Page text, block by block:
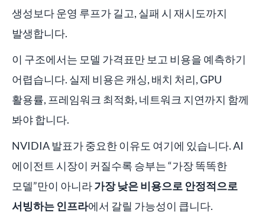
생성보다 운영 루프가 길고, 실패 시 재시도까지
발생합니다.
이 구조에서는 모델 가격표만 보고 비용을 예측하기
어렵습니다. 실제 비용은 캐싱, 배치 처리, GPU
활용률, 프레임워크 최적화, 네트워크 지연까지 함께
봐야 합니다.
NVIDIA 발표가 중요한 이유도 여기에 있습니다. AI
에이전트 시장이 커질수록 승부는 “가장 똑똑한
모델”만이 아니라가장 낮은 비용으로 안정적으로
서빙하는 인프라에서 갈릴 가능성이 큽니다.